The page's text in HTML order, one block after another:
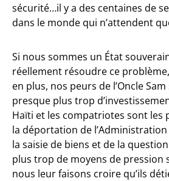
sécurité…il y a des centaines de
dans le monde qui n’attendent
Si nous sommes un État
réellement résoudre ce
en plus, nos peurs de l’Oncle Sam
presque plus trop
Haïti et les compatriotes sont les
la déportation de
la saisie de biens et de la
plus trop de moyens de pression
nous leur faisons croire qu’ils